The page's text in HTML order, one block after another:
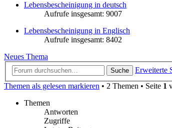
Lebensbescheinigung in deutsch
Aufrufe insgesamt: 9007
Lebensbescheinigung in Englisch
Aufrufe insgesamt: 8402
Neues Thema
Suche
Erweiterte
Themen als gelesen markieren • 2 Themen • Seite 1
Themen
Antworten
Zugriffe